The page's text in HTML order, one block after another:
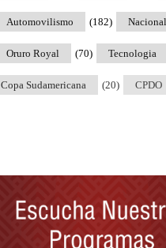
Automovilismo (182)
Oruro Royal Tecnologia
(70)
Copa Sudamericana CPDO
(20)